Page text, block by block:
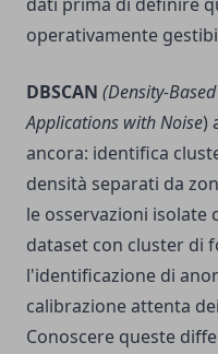
operativamente
DBSCAN (Density-
Applications with Noise)
ancora: identifica
densità separati da
le osservazioni isolate
dataset con cluster di
l'identificazione di
calibrazione attenta
Conoscere queste